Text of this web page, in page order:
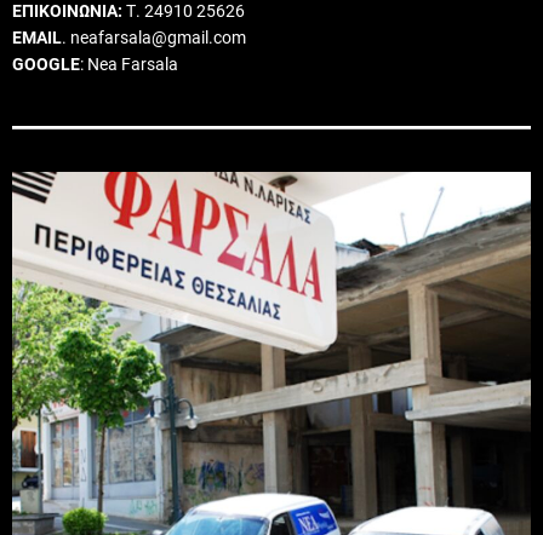
ΕΠΙΚΟΙΝΩΝΙΑ: Τ. 24910 25626
EMAIL. neafarsala@gmail.com
GOOGLE: Nea Farsala